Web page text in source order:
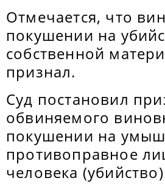
Отмечается, что
покушении на
собственной
признал.
Суд постановил
обвиняемого
покушении на
противоправное
человека